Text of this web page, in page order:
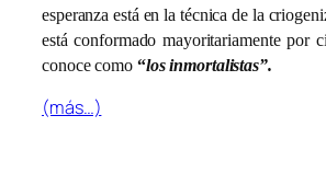
esperanza está en la técnica de la
está conformado mayoritariamente por
conoce como “los inmortalistas”.
(más…)